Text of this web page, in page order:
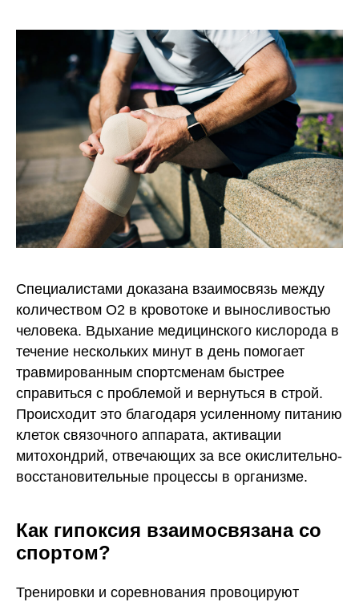
Специалистами доказана взаимосвязь между
количеством О2 в кровотоке и выносливостью
человека. Вдыхание медицинского кислорода в
течение нескольких минут в день помогает
травмированным спортсменам быстрее
справиться с проблемой и вернуться в строй.
Происходит это благодаря усиленному питанию
клеток связочного аппарата, активации
митохондрий, отвечающих за все окислительно-
восстановительные процессы в организме.
Как гипоксия взаимосвязана со
спортом?
Тренировки и соревнования провоцируют